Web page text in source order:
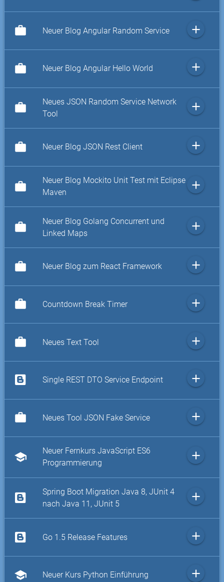
work Neuer Blog Angular Random Service add
work Neuer Blog Angular Hello World add
work
Neues JSON Random Service Network
Tool
add
work Neuer Blog JSON Rest Client add
work
Neuer Blog Mockito Unit Test mit Eclipse
Maven
add
work
Neuer Blog Golang Concurrent und
Linked Maps
add
work Neuer Blog zum React Framework add
work Countdown Break Timer add
work Neues Text Tool add
Single REST DTO Service Endpoint add
work Neues Tool JSON Fake Service add
school
Neuer Fernkurs JavaScript ES6
Programmierung
add
Spring Boot Migration Java 8, JUnit 4
nach Java 11, JUnit 5
add
Go 1.5 Release Features add
school Neuer Kurs Python Einführung add